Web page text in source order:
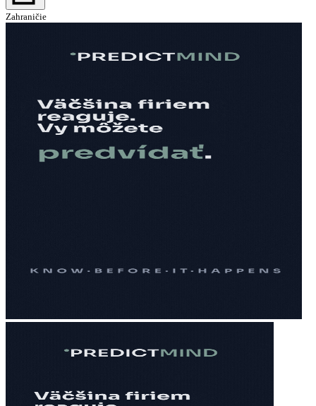
Zahraničie